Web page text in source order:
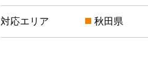
対応エリア 秋田県